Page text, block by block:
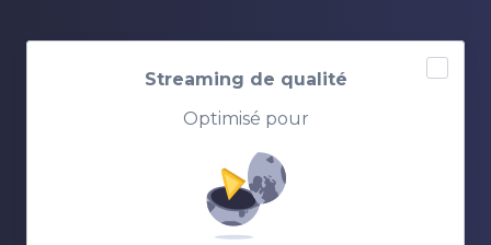
Streaming de qualité
Optimisé pour